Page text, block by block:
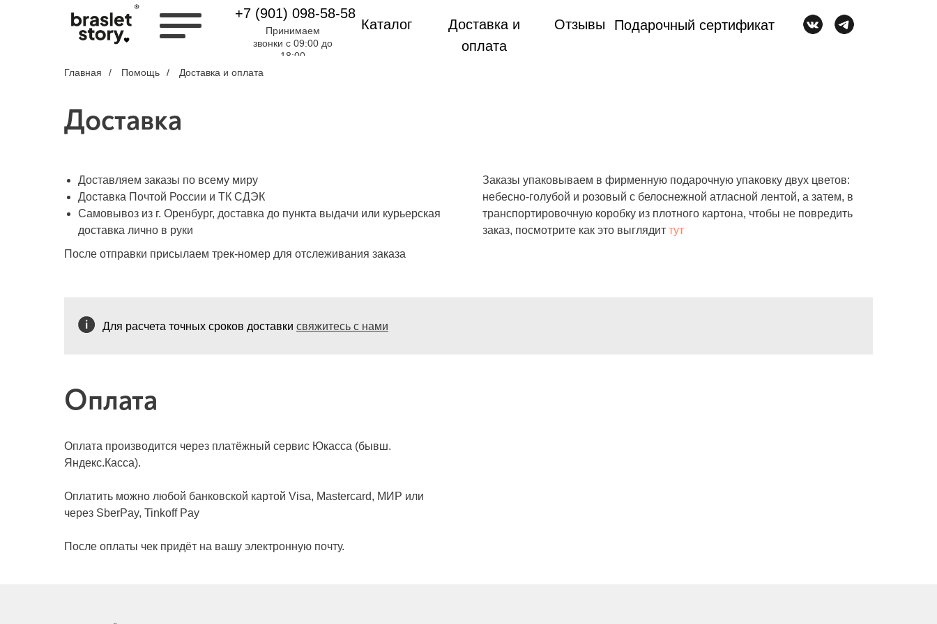
Принимаем
звонки с 09:00 до
18:00
Доставка и
оплата
Подарочный сертификат
Отзывы
Каталог
+7 (901) 098-58-58
Главная / Помощь / Доставка и оплата
Доставка
Доставляем заказы по всему миру
Доставка Почтой России и ТК СДЭК
Самовывоз из г. Оренбург, доставка до пункта выдачи или курьерская
доставка лично в руки
После отправки присылаем трек-номер для отслеживания заказа
Заказы упаковываем в фирменную подарочную упаковку двух цветов:
небесно-голубой и розовый с белоснежной атласной лентой, а затем, в
транспортировочную коробку из плотного картона, чтобы не повредить
заказ, посмотрите как это выглядит тут
Для расчета точных сроков доставки свяжитесь с нами
Оплата
Оплата производится через платёжный сервис Юкасса (бывш.
Яндекс.Касса).
Оплатить можно любой банковской картой Visa, Mastercard, МИР или
через SberPay, Tinkoff Pay
После оплаты чек придёт на вашу электронную почту.